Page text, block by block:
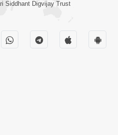
ઘર છે | SMVS
Gyan
Siddhant Digvijay Trust